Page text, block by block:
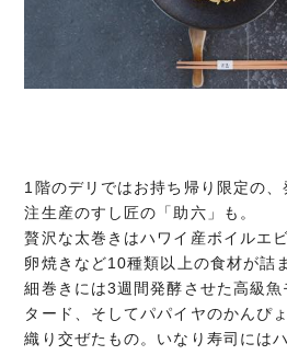
1階のデリではお持ち帰り限定の
注生産のすし匠の「助六」も。
贅沢な太巻きはハワイ産ボイルエ
卵焼きなど10種類以上の食材が詰
細巻きには3週間発酵させた高級
タード、そしてパパイヤのかんぴ
織り交ぜたもの。いなり寿司には